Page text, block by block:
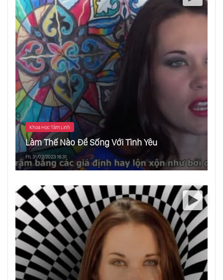
Khoa Học Tâm Linh
Làm Thế Nào Để Sống Với Tình Yêu
Fri, 31/03/2023 16:31